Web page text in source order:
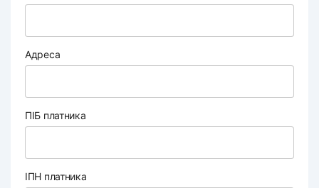
Адреса
ПІБ платника
ІПН платника